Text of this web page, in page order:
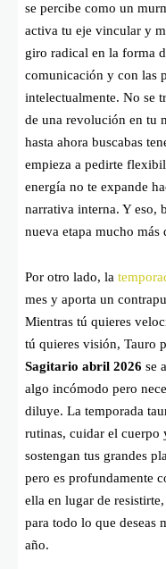
se percibe como un
activa tu eje vincular y
giro radical en la forma
comunicación y con las
intelectualmente. No se
de una revolución en tu
hasta ahora buscabas
empieza a pedirte
energía no te expande
narrativa interna. Y eso,
nueva etapa mucho más
Por otro lado, la
mes y aporta un
Mientras tú quieres
tú quieres visión, Tauro
Sagitario abril 2026 se
algo incómodo pero
diluye. La temporada
rutinas, cuidar el cuerpo
sostengan tus grandes
pero es profundamente
ella en lugar de
para todo lo que deseas
año.